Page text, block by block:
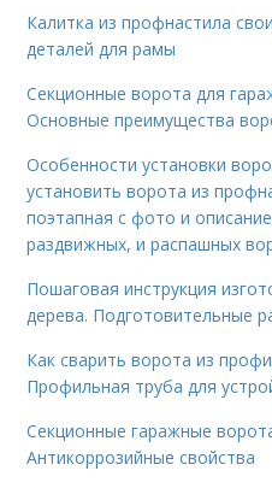
Калитка из профнастила
деталей для рамы
Секционные ворота для
Основные преимущества
Особенности установки
установить ворота из
поэтапная с фото и
раздвижных, и распашных
Пошаговая инструкция
дерева. Подготовительные
Как сварить ворота из
Профильная труба для
Секционные гаражные
Антикоррозийные свойства